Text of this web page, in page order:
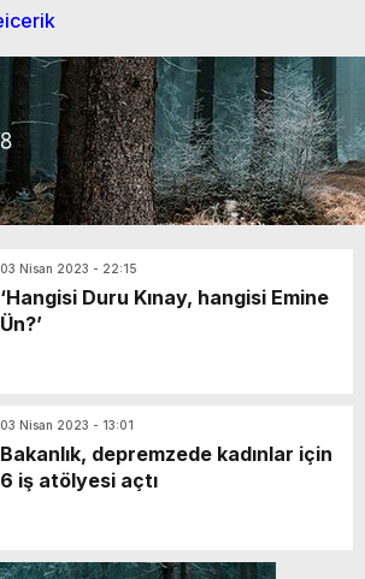
03 Nisan 2023 - 22:15
‘Hangisi Duru Kınay, hangisi Emine
Ün?’
03 Nisan 2023 - 13:01
Bakanlık, depremzede kadınlar için
6 iş atölyesi açtı